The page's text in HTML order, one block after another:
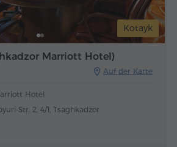
Kotayk
Marriott Hotel)
Auf der Karte
Hotel
Str. 2, 4/1, Tsaghkadzor